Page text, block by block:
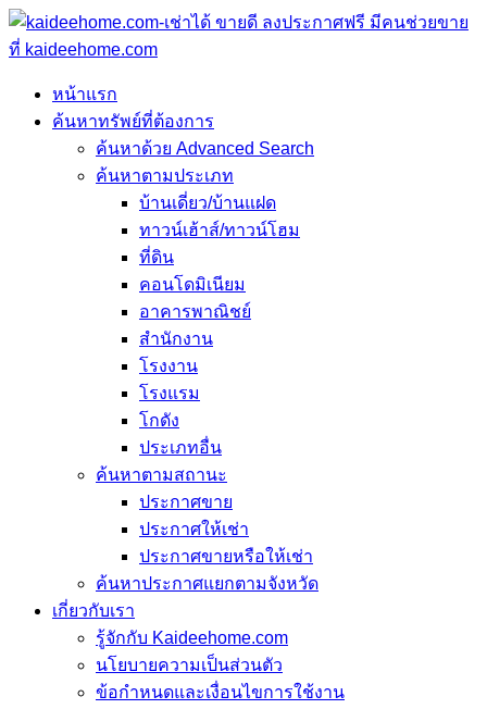
หน้าแรก
ค้นหาทรัพย์ที่ต้องการ
ค้นหาด้วย Advanced Search
ค้นหาตามประเภท
บ้านเดี่ยว/บ้านแฝด
ทาวน์เฮ้าส์/ทาวน์โฮม
ที่ดิน
คอนโดมิเนียม
อาคารพาณิชย์
สำนักงาน
โรงงาน
โรงแรม
โกดัง
ประเภทอื่น
ค้นหาตามสถานะ
ประกาศขาย
ประกาศให้เช่า
ประกาศขายหรือให้เช่า
ค้นหาประกาศแยกตามจังหวัด
เกี่ยวกับเรา
รู้จักกับ Kaideehome.com
นโยบายความเป็นส่วนตัว
ข้อกำหนดและเงื่อนไขการใช้งาน